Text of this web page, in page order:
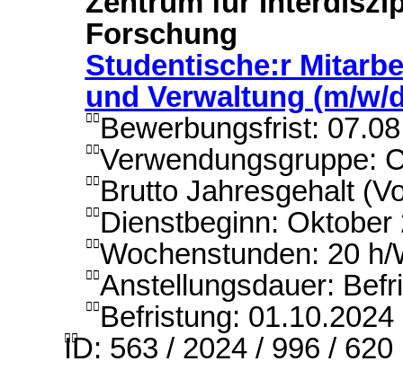
Forschung
Studentische:r
und Verwaltung (m/w/
 Bewerbungsfrist:
Verwendungsgruppe:
 Brutto Jahresgehalt
 Dienstbeginn: Oktober
Wochenstunden: 20 h/
Anstellungsdauer:
 Befristung:

ID: 563 / 2024 / 996 / 620